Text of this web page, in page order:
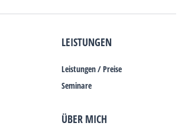
LEISTUNGEN
Leistungen / Preise
Seminare
ÜBER MICH